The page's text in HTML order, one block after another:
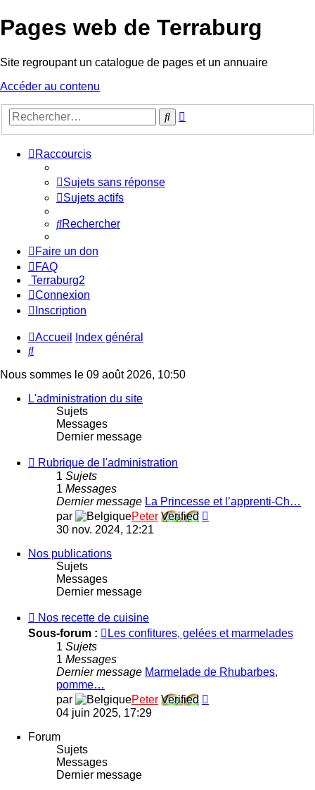
Pages web de Terraburg
Site regroupant un catalogue de pages et un annuaire
Accéder au contenu
Rechercher
Raccourcis
Sujets sans réponse
Sujets actifs
Rechercher
Faire un don
FAQ
Terraburg2
Connexion
Inscription
Accueil
Index général
Rechercher
Nous sommes le 09 août 2026, 10:50
L'administration du site
Sujets
Messages
Dernier message
Flux
Rubrique
l'administration
Rubrique de l'administration
1 Sujets
1 Messages
Dernier message La Princesse et l’apprenti-Ch…
par
Peter Verified
30 nov. 2024, 12:21
Nos publications
Sujets
Messages
Dernier message
Flux
-
Nos
recette
cuisine
Nos recette de cuisine
Sous-forum :
Les confitures, gelées et marmelades
1 Sujets
1 Messages
Dernier message Marmelade de Rhubarbes,
pomme…
par
Peter Verified
04 juin 2025, 17:29
Forum
Sujets
Messages
Dernier message